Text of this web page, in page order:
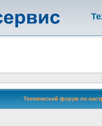
Технический форум по